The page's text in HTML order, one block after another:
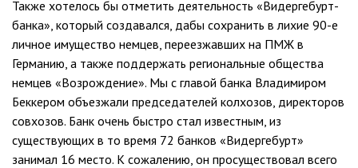
Также хотелось бы отметить деятельность «Видергебурт-
банка», который создавался, дабы сохранить в лихие 90-е
личное имущество немцев, переезжавших на ПМЖ в
Германию, а также поддержать региональные общества
немцев «Возрождение». Мы с главой банка Владимиром
Беккером объезжали председателей колхозов, директоров
совхозов. Банк очень быстро стал известным, из
существующих в то время 72 банков «Видергебурт»
занимал 16 место. К сожалению, он просуществовал всего